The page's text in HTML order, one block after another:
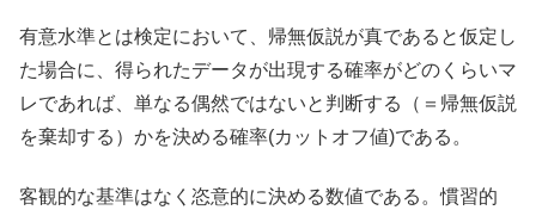
有意水準とは検定において、帰無仮説が真であると仮定し
た場合に、得られたデータが出現する確率がどのくらいマ
レであれば、単なる偶然ではないと判断する（＝帰無仮説
を棄却する）かを決める確率(カットオフ値)である。
客観的な基準はなく恣意的に決める数値である。慣習的